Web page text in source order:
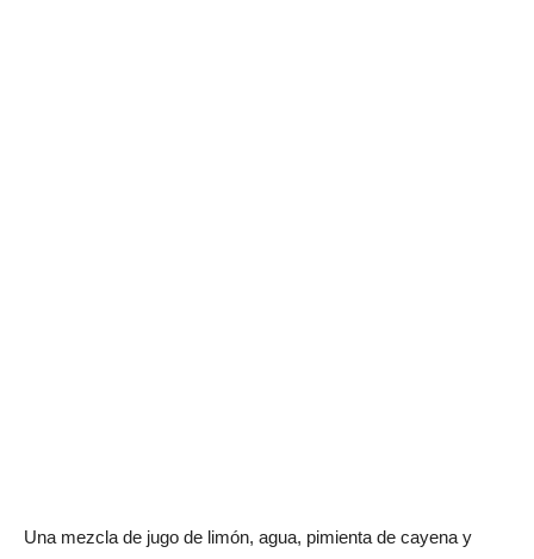
Una mezcla de jugo de limón, agua, pimienta de cayena y